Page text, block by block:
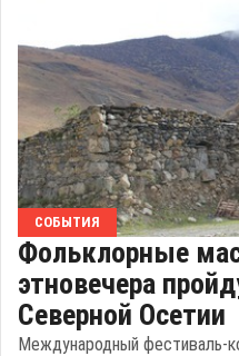
СОБЫТИЯ
Фольклорные
этновечера
Северной Осетии
Международный фестиваль-